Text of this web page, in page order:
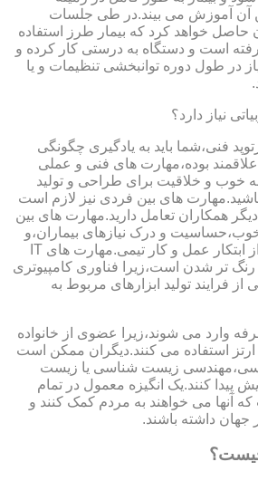
آن آموزش می بیند.در طی جلسات
حاصل خواهد کرد که بیمار طرز استفاده
است و دستگاه به درستی کار کرده و
در طول دوره توانبخشی تنظیمات و یا
نیاز دارد؟
فنی،شما باید به یادگیری چگونگی
بوده،مهارت های فنی و عملی
و خلاقیت برای طراحی و تولید
های بین فردی نیز لازم است
همکاران تعامل دارید.مهارت های بین
خوب،حساسیت و درک نیازهای بیماران،و
همچنین توانایی استفاده از ابتکار عمل و کار تیمی.مهارت های IT
رنگ تر شدن است،زیرا فناوری کامپیوتری
فرایند تولید ابزارهای مربوط به
وارد می شوند،زیرا عضوی از خانواده
ارتز استفاده می کنند.دیگران ممکن است
زیست شناسی یا زیست
پیدا کنند.یک انگیزه معمول در تمام
که آنها می خواهند به مردم کمک کنند و
داشته باشند.